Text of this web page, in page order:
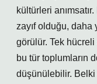
kültürleri
zayıf olduğu, daha
görülür. Tek hücreli
bu tür toplumların
düşünülebilir.